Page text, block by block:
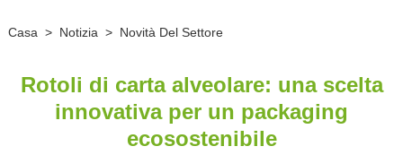
Casa > Notizia > Novità Del Settore
Rotoli di carta alveolare: una scelta
innovativa per un packaging
ecosostenibile